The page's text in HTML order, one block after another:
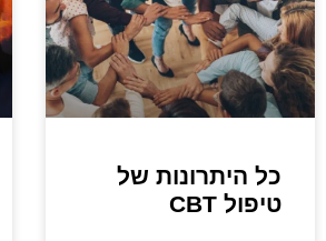
כל היתרונות של
טיפול CBT